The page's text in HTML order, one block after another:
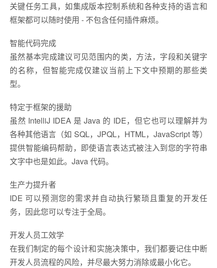
关键任务工具，如集成版本控制系统和各种支持的语言和
框架都可以随时使用 - 不包含任何插件麻烦。
智能代码完成
虽然基本完成建议可见范围内的类，方法，字段和关键字
的名称，但智能完成仅建议当前上下文中预期的那些类
型。
特定于框架的援助
虽然 IntelliJ IDEA 是 Java 的 IDE，但它也可以理解并为
各种其他语言（如 SQL，JPQL，HTML，JavaScript 等）
提供智能编码帮助，即使语言表达式被注入到您的字符串
文字中也是如此。Java 代码。
生产力提升者
IDE 可以预测您的需求并自动执行繁琐且重复的开发任
务，因此您可以专注于全局。
开发人员工效学
在我们制定的每个设计和实施决策中，我们都要记住中断
开发人员流程的风险，并尽最大努力消除或最小化它。